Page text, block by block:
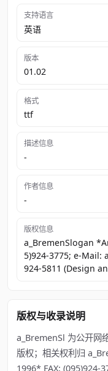
支持语言
英语
版本
01.02
格式
ttf
描述信息
-
作者信息
-
版权信息
a_BremenSlogan
5)924-3775; e-Mail:
924-5811 (Design
版权与收录说明
a_BremenSl 为公开网
版权；相关权利归
1996* FAX: (095)924-